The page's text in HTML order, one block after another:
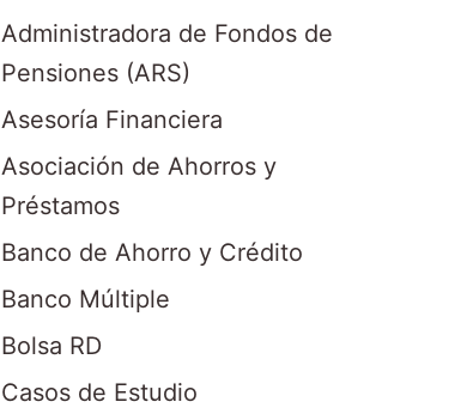
Administradora de Fondos de
Pensiones (ARS)
Asesoría Financiera
Asociación de Ahorros y
Préstamos
Banco de Ahorro y Crédito
Banco Múltiple
Bolsa RD
Casos de Estudio